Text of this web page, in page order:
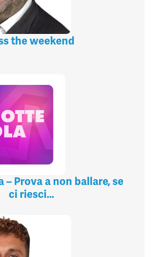
the weekend
– Prova a non ballare, se
ci riesci…